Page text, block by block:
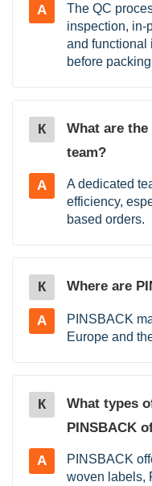
A
The QC
inspection, in-
and functional
before
К
What are
team?
A
A dedicated
efficiency,
based orders.
К Where are
A
PINSBACK
Europe and
К
What types
PINSBACK
A
PINSBACK
woven labels,